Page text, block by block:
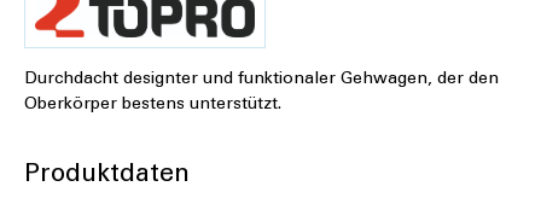
Durchdacht designter und funktionaler Gehwagen, der den
Oberkörper bestens unterstützt.
Produktdaten